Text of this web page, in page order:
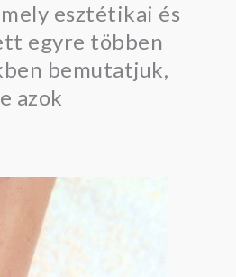
esztétikai és
egyre többen
bemutatjuk,
azok